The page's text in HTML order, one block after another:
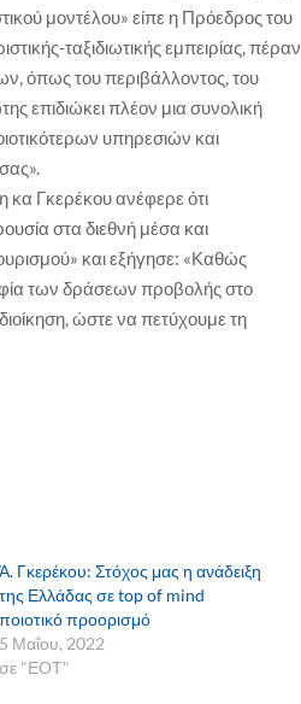
μοντέλου» είπε η Πρόεδρος του
ταξιδιωτικής εμπειρίας, πέραν
όπως του περιβάλλοντος, του
επιδιώκει πλέον μια συνολική
υπηρεσιών και
κα Γκερέκου ανέφερε ότι
στα διεθνή μέσα και
και εξήγησε: «Καθώς
των δράσεων προβολής στο
ώστε να πετύχουμε τη
Ά. Γκερέκου: Στόχος μας η ανάδειξη
της Ελλάδας σε top of mind
ποιοτικό προορισμό
5 Μαΐου, 2022
σε "ΕΟΤ"